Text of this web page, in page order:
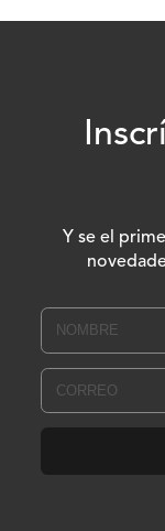
Y se el